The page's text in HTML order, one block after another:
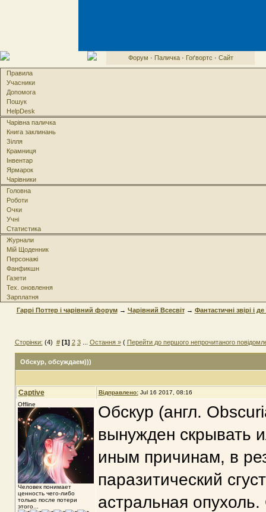
Форум · Паличка· Гоґвортс · Сайт
Правила
Учасники
Допомога
Пошук
HelpDesk
Чарівна паличка
Книга заклинань
Зілля
Крамниця
Інвентар
Ярмарок
Чарівники
Головна
Роботи
Очки
Учні
Статистика
Журнали
Мій Щоденник
Персонажі
Фанфикшн
Газети
Тех. оновлення
Зарплатня
Гаррі Поттер і чарівний форум→ Чарівний Всесвіт→ Фантастичні звірі і
Сторінки: (4) # [1] 2 3... Остання »( Перейти до першого непрочитаного
Обскур, обсуждаем)))
Captive Відправлено: Jul 16 2017, 08:16
Offline
Человек понимает
ценность чего-либо
только после потери
этого...
Обскур (англ.
вынужден скрывать
иным причинам, в
паразитический
астральная